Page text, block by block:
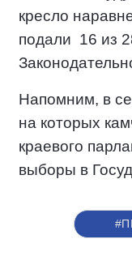
кресло
подали 16 из
Напомним, в
на которых
краевого
выборы в